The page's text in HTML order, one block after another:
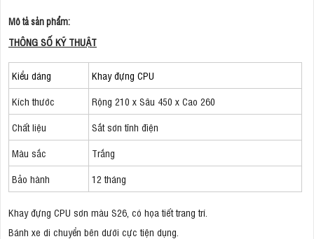
Mô tả sản phẩm:
THÔNG SỐ KỸ THUẬT
Kiểu dáng
Khay đựng CPU
Kích thước
Rộng 210 x Sâu 450 x Cao 260
Chất liệu
Sắt sơn tĩnh điện
Màu sắc
Trắng
Bảo hành
12 tháng
Khay đựng CPU sơn màu S26, có họa tiết trang trí.
Bánh xe di chuyển bên dưới cực tiện dụng.